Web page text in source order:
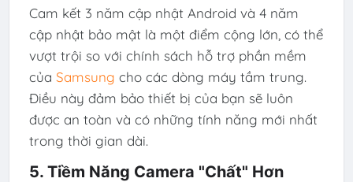
Cam kết 3 năm cập nhật Android và 4 năm
cập nhật bảo mật là một điểm cộng lớn, có thể
vượt trội so với chính sách hỗ trợ phần mềm
của Samsung cho các dòng máy tầm trung.
Điều này đảm bảo thiết bị của bạn sẽ luôn
được an toàn và có những tính năng mới nhất
trong thời gian dài.
5. Tiềm Năng Camera "Chất" Hơn